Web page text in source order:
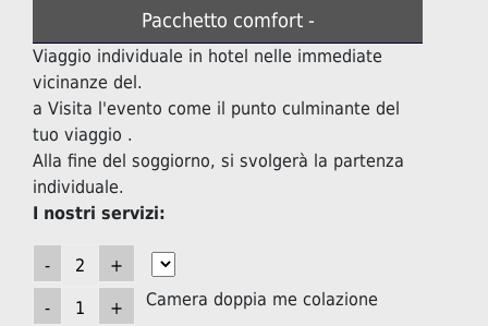
Pacchetto comfort -
Viaggio individuale in hotel nelle immediate
vicinanze del.
a Visita l'evento come il punto culminante del
tuo viaggio .
Alla fine del soggiorno, si svolgerà la partenza
individuale.
I nostri servizi:
Camera doppia me colazione